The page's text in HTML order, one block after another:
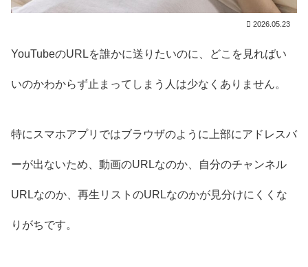
2026.05.23
YouTubeのURLを誰かに送りたいのに、どこを見ればい
いのかわからず止まってしまう人は少なくありません。
特にスマホアプリではブラウザのように上部にアドレスバ
ーが出ないため、動画のURLなのか、自分のチャンネル
URLなのか、再生リストのURLなのかが見分けにくくな
りがちです。